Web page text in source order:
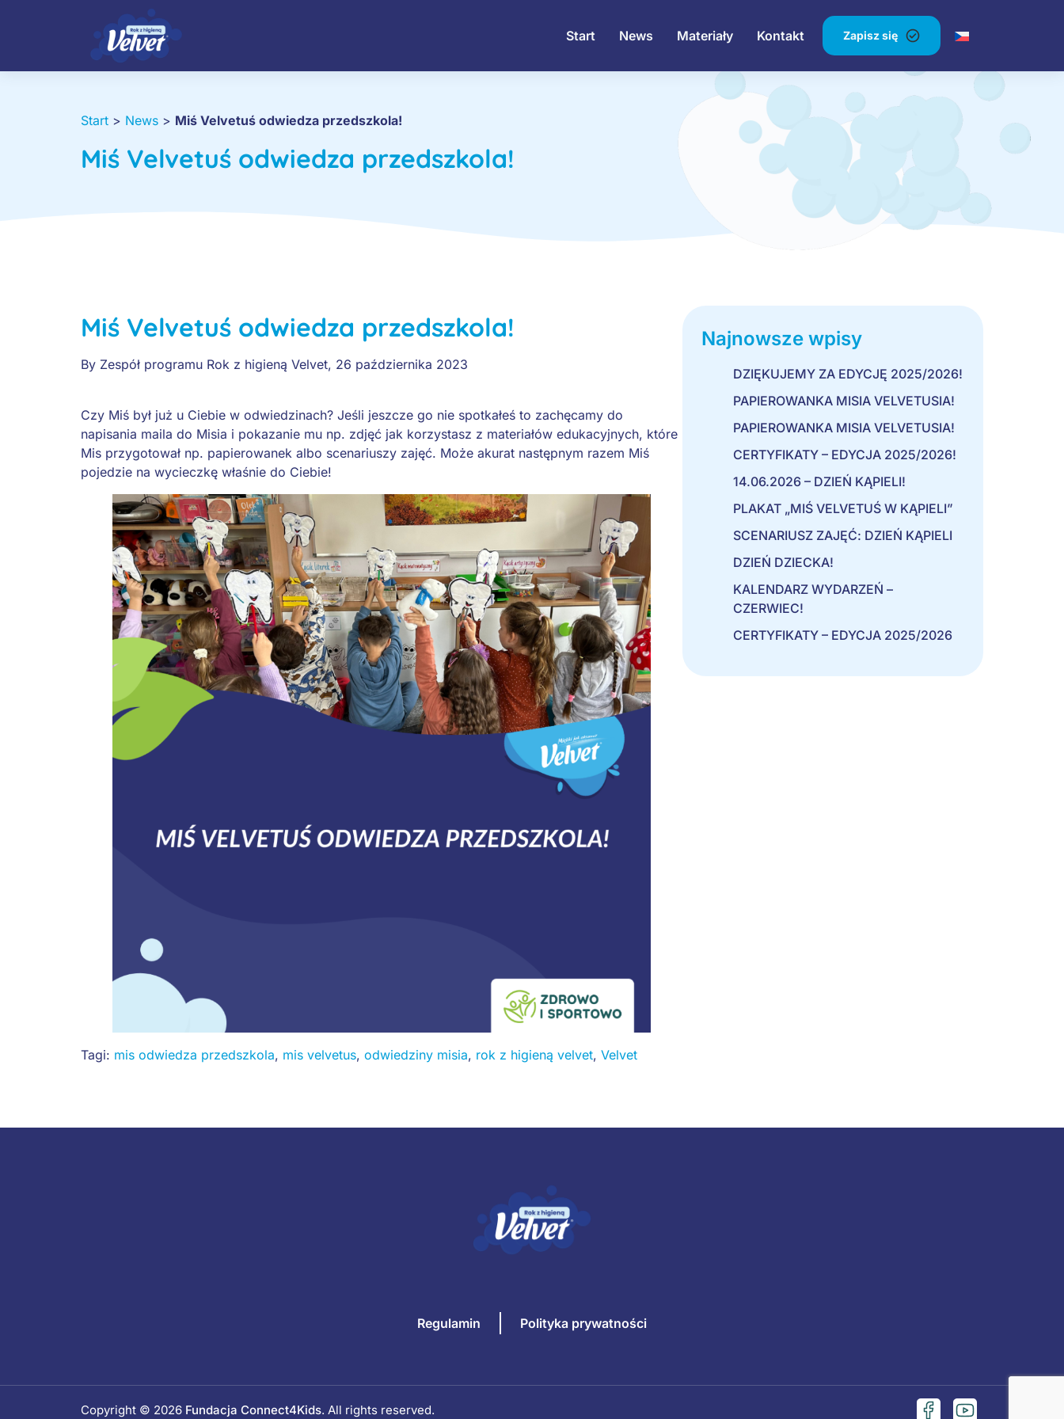
Start News Materiały Kontakt Zapisz się
Start > News > Miś Velvetuś odwiedza przedszkola!
Miś Velvetuś odwiedza przedszkola!
Miś Velvetuś odwiedza przedszkola!
By Zespół programu Rok z higieną Velvet, 26 października 2023
Czy Miś był już u Ciebie w odwiedzinach? Jeśli jeszcze go nie spotkałeś to zachęcamy do
napisania maila do Misia i pokazanie mu np. zdjęć jak korzystasz z materiałów edukacyjnych, które
Mis przygotował np. papierowanek albo scenariuszy zajęć. Może akurat następnym razem Miś
pojedzie na wycieczkę właśnie do Ciebie!
Tagi: mis odwiedza przedszkola, mis velvetus, odwiedziny misia, rok z higieną velvet, Velvet
Najnowsze wpisy
DZIĘKUJEMY ZA EDYCJĘ 2025/2026!
PAPIEROWANKA MISIA VELVETUSIA!
PAPIEROWANKA MISIA VELVETUSIA!
CERTYFIKATY – EDYCJA 2025/2026!
14.06.2026 – DZIEŃ KĄPIELI!
PLAKAT „MIŚ VELVETUŚ W KĄPIELI”
SCENARIUSZ ZAJĘĆ: DZIEŃ KĄPIELI
DZIEŃ DZIECKA!
KALENDARZ WYDARZEŃ –
CZERWIEC!
CERTYFIKATY – EDYCJA 2025/2026
Regulamin Polityka prywatności
Copyright © 2026 Fundacja Connect4Kids. All rights reserved.